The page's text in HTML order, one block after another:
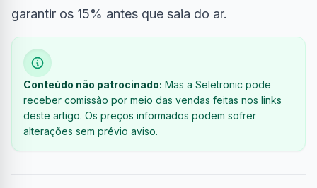
garantir os 15% antes que saia do ar.
Conteúdo não patrocinado: Mas a Seletronic pode
receber comissão por meio das vendas feitas nos links
deste artigo. Os preços informados podem sofrer
alterações sem prévio aviso.